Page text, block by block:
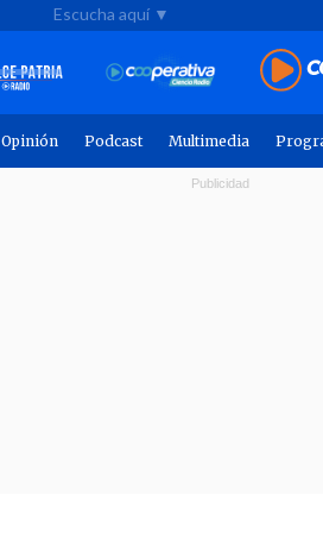
Escucha aquí ▼
Opinión Podcast Multimedia